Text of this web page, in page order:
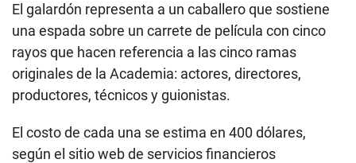
El galardón representa a un caballero que sostiene
una espada sobre un carrete de película con cinco
rayos que hacen referencia a las cinco ramas
originales de la Academia: actores, directores,
productores, técnicos y guionistas.
El costo de cada una se estima en 400 dólares,
según el sitio web de servicios financieros